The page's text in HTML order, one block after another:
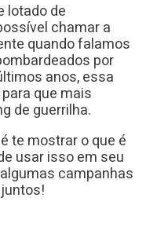
lotado de
chamar a
quando falamos
por
anos, essa
que mais
de guerrilha.
te mostrar o que é
usar isso em seu
campanhas